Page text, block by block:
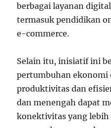
berbagai layanan
termasuk pendidikan
e-commerce.
Selain itu, inisiatif ini
pertumbuhan ekonomi
produktivitas dan
dan menengah dapat
konektivitas yang